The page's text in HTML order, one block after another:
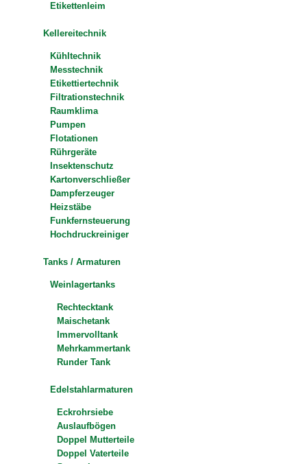
Etikettenleim
Kellereitechnik
Kühltechnik
Messtechnik
Etikettiertechnik
Filtrationstechnik
Raumklima
Pumpen
Flotationen
Rührgeräte
Insektenschutz
Kartonverschließer
Dampferzeuger
Heizstäbe
Funkfernsteuerung
Hochdruckreiniger
Tanks / Armaturen
Weinlagertanks
Rechtecktank
Maischetank
Immervolltank
Mehrkammertank
Runder Tank
Edelstahlarmaturen
Eckrohrsiebe
Auslaufbögen
Doppel Mutterteile
Doppel Vaterteile